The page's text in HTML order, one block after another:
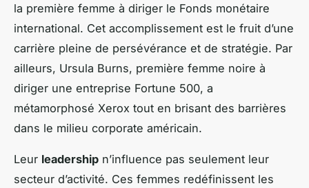
la première femme à diriger le Fonds monétaire
international. Cet accomplissement est le fruit d’une
carrière pleine de persévérance et de stratégie. Par
ailleurs, Ursula Burns, première femme noire à
diriger une entreprise Fortune 500, a
métamorphosé Xerox tout en brisant des barrières
dans le milieu corporate américain.
Leur leadership n’influence pas seulement leur
secteur d’activité. Ces femmes redéfinissent les